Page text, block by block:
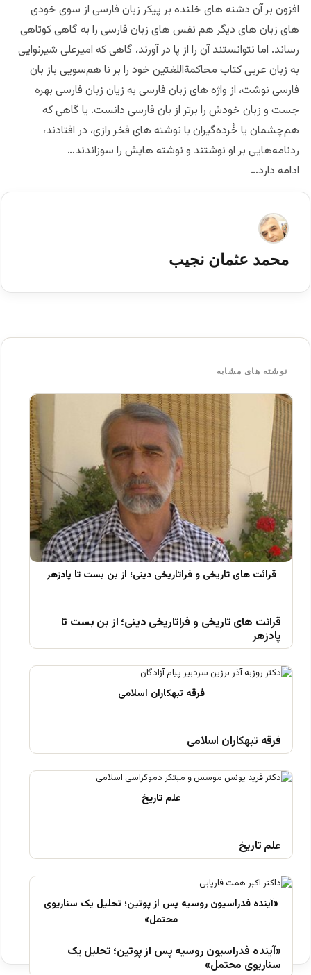
افزون بر آن دشنه های خلنده بر پیکر زبان فارسی از سوی خودی
های زبان های دیگر هم نفس های زبان فارسی را به گاهی کوتاهی
رساند. اما نتوانستند آن را از پا در آورند، گاهی که امیرعلی شیرنوایی
به زبان عربی کتاب محاکمة‌اللغتین خود را بر نا هم‌سویی باز بان
فارسی نوشت، از واژه های زبان فارسی به زیان زبان فارسی بهره
جست و زبان خودش را برتر از بان فارسی دانست. یا گاهی که
هم‌چشمان یا خُرده‌گیران با نوشته های فخر رازی، در افتادند،
ردنامه‌هایی بر او نوشتند و نوشته هایش را سوزاندند…
ادامه دارد…
محمد عثمان نجیب
نوشته های مشابه
قرائت های تاریخی و فراتاریخی دینی؛ از بن بست تا
پادزهر
فرقه تبهکاران اسلامی
علم تاریخ
«آینده فدراسیون روسیه پس از پوتین؛ تحلیل یک
سناریوی محتمل»